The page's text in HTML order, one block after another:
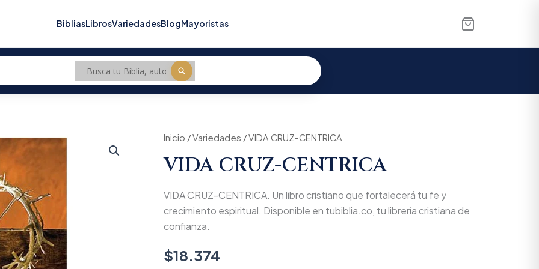
BibliasLibrosVariedadesBlogMayoristas
Inicio /Variedades / VIDA CRUZ-CENTRICA
VIDA CRUZ-CENTRICA
VIDA CRUZ-CENTRICA. Un libro cristiano que fortalecerá tu fe y
crecimiento espiritual. Disponible en tubiblia.co, tu librería cristiana de
confianza.
$18.374
VIDA
CENTRICA
cantidad